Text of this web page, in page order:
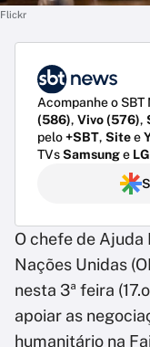
Flickr
Acompanhe o
(586), Vivo (576),
pelo+SBT, Sitee
TVsSamsunge LG
O chefe de
Nações Unidas
nesta 3ª feira
apoiar as
humanitário na